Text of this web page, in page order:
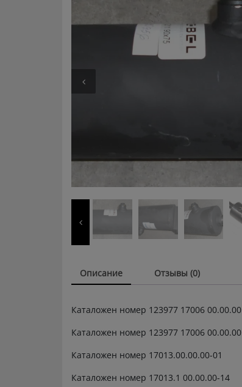
Описание Отзывы (0)
Каталожен номер 123977 17006 00.00.00
Каталожен номер 123977 17006 00.00.00
Каталожен номер 17013.00.00.00-01
Каталожен номер 17013.1 00.00.00-14